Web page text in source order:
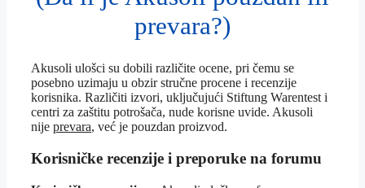
prevara?)
Akusoli ulošci su dobili različite ocene, pri čemu se
posebno uzimaju u obzir stručne procene i recenzije
korisnika. Različiti izvori, uključujući Stiftung Warentest i
centri za zaštitu potrošača, nude korisne uvide. Akusoli
nije prevara, već je pouzdan proizvod.
Korisničke recenzije i preporuke na forumu